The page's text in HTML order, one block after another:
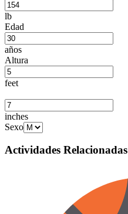
lb
Edad
años
Altura
feet
inches
Sexo
Actividades Relacionadas